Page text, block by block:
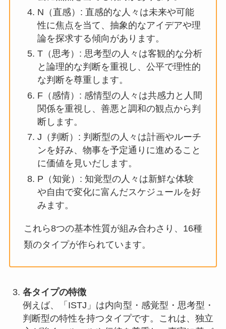
N（直感）: 直感的な人々は未来や可能
性に焦点を当て、抽象的なアイデアや理
論を探求する傾向があります。
T（思考）: 思考型の人々は客観的な分析
と論理的な判断を重視し、公平で理性的
な判断を尊重します。
F（感情）: 感情型の人々は共感力と人間
関係を重視し、善悪と調和の観点から判
断します。
J（判断）: 判断型の人々は計画やルーチ
ンを好み、物事を予定通りに進めること
に価値を見いだします。
P（知覚）: 知覚型の人々は新鮮な体験
や自由で変化に富んだスケジュールを好
みます。
これら8つの基本性質が組み合わさり、16種
類のタイプが作られています。
各タイプの特徴
例えば、「ISTJ」は内向型・感覚型・思考型・
判断型の特性を持つタイプです。これは、独立